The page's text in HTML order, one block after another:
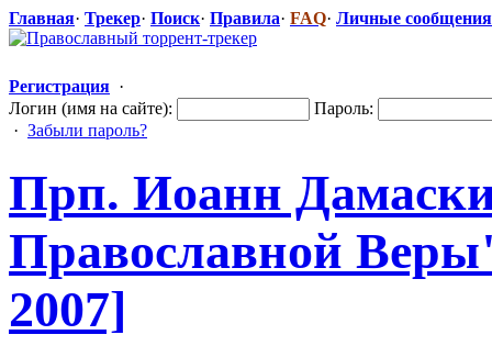
Главная· Трекер· Поиск· Правила· FAQ· Личные сообщения
Регистрация ·
Логин (имя на сайте):
Пароль:
· Забыли пароль?
Прп. Иоанн
Православной
2007]